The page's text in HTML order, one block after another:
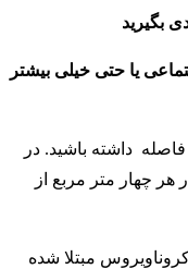
یا حتی خیلی بیشتر
دیگر افراد فاصله داشته باشید. در
هر چهار متر مربع از
مبتلا شده